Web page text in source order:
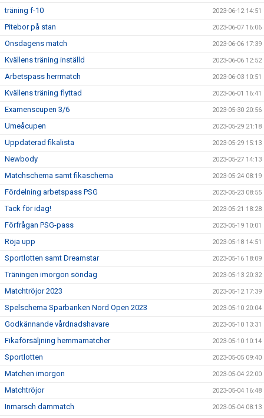
träning f-10 2023-06-12 14:51
Pitebor på stan 2023-06-07 16:06
Onsdagens match 2023-06-06 17:39
Kvällens träning inställd 2023-06-06 12:52
Arbetspass herrmatch 2023-06-03 10:51
Kvällens träning flyttad 2023-06-01 16:41
Examenscupen 3/6 2023-05-30 20:56
Umeåcupen 2023-05-29 21:18
Uppdaterad fikalista 2023-05-29 15:13
Newbody 2023-05-27 14:13
Matchschema samt fikaschema 2023-05-24 08:19
Fördelning arbetspass PSG 2023-05-23 08:55
Tack för idag! 2023-05-21 18:28
Förfrågan PSG-pass 2023-05-19 10:01
Röja upp 2023-05-18 14:51
Sportlotten samt Dreamstar 2023-05-16 18:09
Träningen imorgon söndag 2023-05-13 20:32
Matchtröjor 2023 2023-05-12 17:39
Spelschema Sparbanken Nord Open 2023 2023-05-10 20:04
Godkännande vårdnadshavare 2023-05-10 13:31
Fikaförsäljning hemmamatcher 2023-05-10 10:14
Sportlotten 2023-05-05 09:40
Matchen imorgon 2023-05-04 22:00
Matchtröjor 2023-05-04 16:48
Inmarsch dammatch 2023-05-04 08:13